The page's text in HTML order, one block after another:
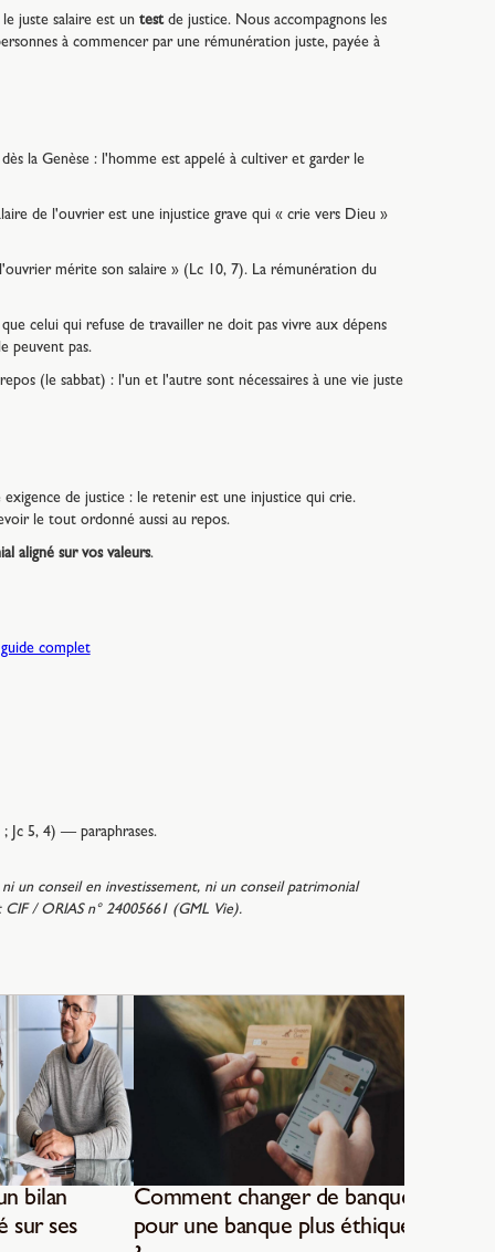
juste salaire est un testde justice. Nous accompagnons les
à commencer par une rémunération juste, payée à
la Genèse : l'homme est appelé à cultiver et garder le
de l'ouvrier est une injustice grave qui « crie vers Dieu »
mérite son salaire » (Lc 10, 7). La rémunération du
celui qui refuse de travailler ne doit pas vivre aux dépens
peuvent pas.
(le sabbat) : l'un et l'autre sont nécessaires à une vie juste
de justice : le retenir est une injustice qui crie.
le tout ordonné aussi au repos.
aligné sur vos valeurs.
complet
Jc 5, 4) — paraphrases.
un conseil en investissement, ni un conseil patrimonial
/ ORIAS n° 24005661 (GML Vie).
bilan
sur ses
Comment changer de banque
pour une banque plus éthique